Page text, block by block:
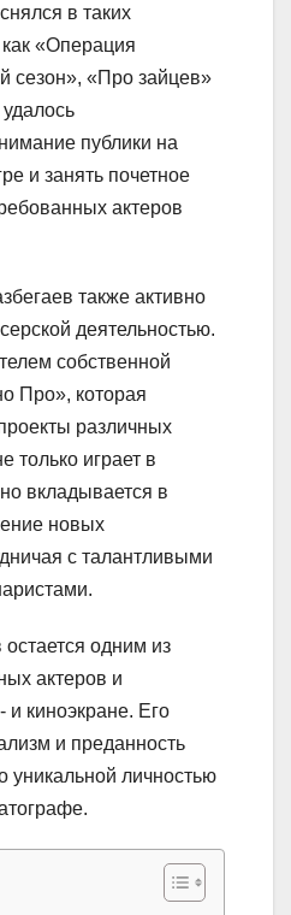
в таких
«Операция
сезон», «Про зайцев»
публики на
и занять почетное
актеров
также активно
деятельностью.
собственной
Про», которая
различных
только играет в
вкладывается в
новых
с талантливыми
одним из
актеров и
и киноэкране. Его
и преданность
уникальной личностью